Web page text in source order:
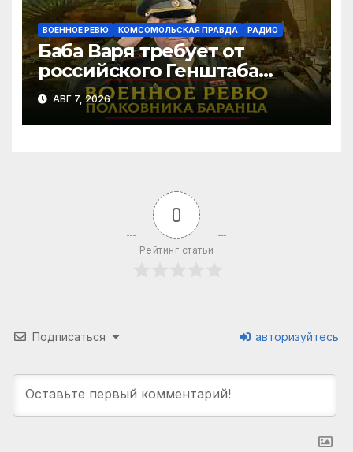
ВОЕННОЕ РЕВЮ КОМСОМОЛЬСКАЯ ПРАВДА РАДИО
Баба Варя требует от
российского Генштаба
стратегической операции
на Украине. Как быть? |
07.08.2026
АВГ 7, 2026
0
Рейтинг статьи
Подписаться авторизуйтесь